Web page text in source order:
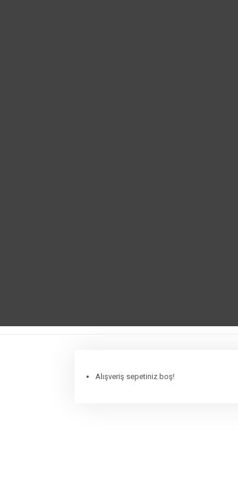
Alışveriş sepetiniz boş!